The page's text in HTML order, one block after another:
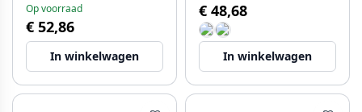
Op voorraad
€ 52,86
In winkelwagen
€ 48,68
In winkelwagen